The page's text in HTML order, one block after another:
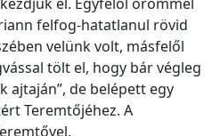
felfog-hatatlanul rövid
velünk volt, másfelől
tölt el, hogy bár végleg
ajtaján”, de belépett egy
Teremtőjéhez. A